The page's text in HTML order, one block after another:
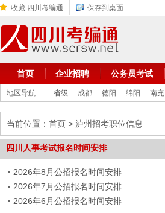
收藏 四川考编通 保存到桌面
首页 企业招聘 公务员考试
地区导航 省级 成都 德阳 绵阳 南充
当前位置： 首页 > 泸州招考职位信息
四川人事考试报名时间安排
2026年8月公招报名时间安排
2026年7月公招报名时间安排
2026年6月公招报名时间安排